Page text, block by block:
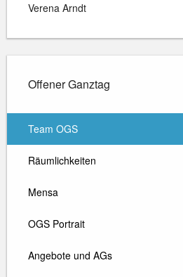
Verena Arndt
Offener Ganztag
Team OGS
Räumlichkeiten
Mensa
OGS Portrait
Angebote und AGs